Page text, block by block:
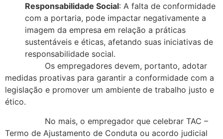
Responsabilidade Social: A falta de conformidade
com a portaria, pode impactar negativamente a
imagem da empresa em relação a práticas
sustentáveis e éticas, afetando suas iniciativas de
responsabilidade social.
Os empregadores devem, portanto, adotar
medidas proativas para garantir a conformidade com a
legislação e promover um ambiente de trabalho justo e
ético.
No mais, o empregador que celebrar TAC –
Termo de Ajustamento de Conduta ou acordo judicial